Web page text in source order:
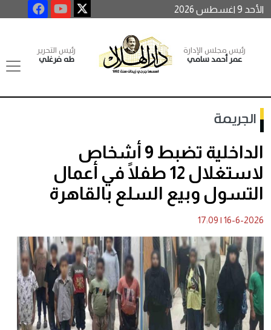
الأحد 9 اغسطس 2026
رئيس مجلس الإدارة
عمر أحمد سامي
رئيس التحرير
طه فرغلي
الجريمة
الداخلية تضبط 9 أشخاص
لاستغلال 12 طفلًا في أعمال
التسول وبيع السلع بالقاهرة
16-6-2026
|
17:09